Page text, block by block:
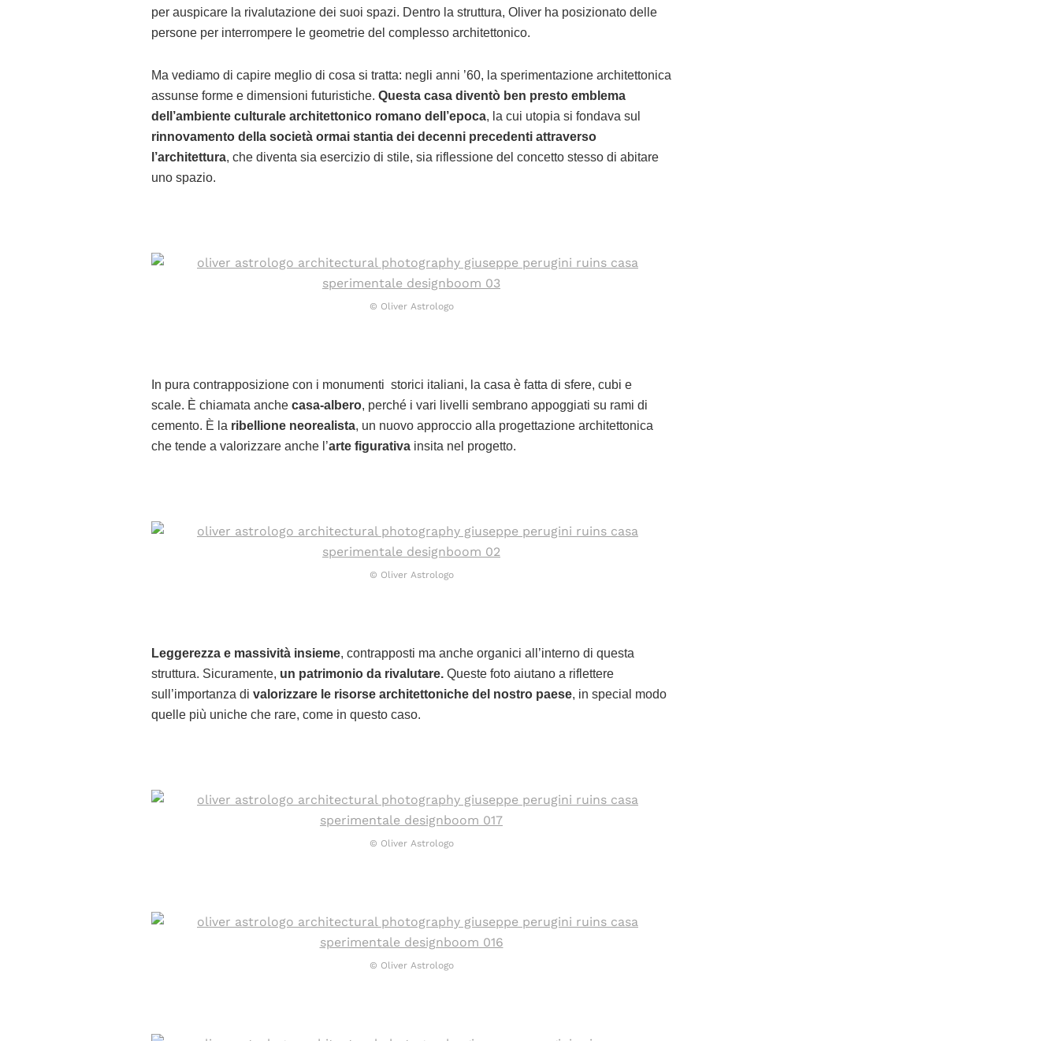
per auspicare la rivalutazione dei suoi spazi. Dentro la struttura, Oliver ha posizionato delle
persone per interrompere le geometrie del complesso architettonico.
Ma vediamo di capire meglio di cosa si tratta: negli anni ’60, la sperimentazione architettonica
assunse forme e dimensioni futuristiche. Questa casa diventò ben presto emblema
dell’ambiente culturale architettonico romano dell’epoca, la cui utopia si fondava sul
rinnovamento della società ormai stantia dei decenni precedenti attraverso
l’architettura, che diventa sia esercizio di stile, sia riflessione del concetto stesso di abitare
uno spazio.
© Oliver Astrologo
In pura contrapposizione con i monumenti storici italiani, la casa è fatta di sfere, cubi e
scale. È chiamata anche casa-albero, perché i vari livelli sembrano appoggiati su rami di
cemento. È la ribellione neorealista, un nuovo approccio alla progettazione architettonica
che tende a valorizzare anche l’arte figurativa insita nel progetto.
© Oliver Astrologo
Leggerezza e massività insieme, contrapposti ma anche organici all’interno di questa
struttura. Sicuramente, un patrimonio da rivalutare. Queste foto aiutano a riflettere
sull’importanza di valorizzare le risorse architettoniche del nostro paese, in special modo
quelle più uniche che rare, come in questo caso.
© Oliver Astrologo
© Oliver Astrologo